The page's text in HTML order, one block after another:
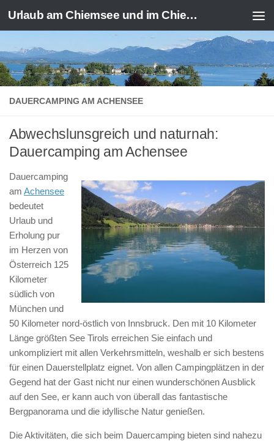
Zum Inhalt springen Urlaub am Chiemsee und im Chiemgau
DAUERCAMPING AM ACHENSEE
Abwechslunsgreich und naturnah:
Dauercamping am Achensee
Dauercamping
am Achensee
bedeutet
Urlaub und
Erholung pur
im Herzen von
Österreich 125
Kilometer
südlich von
München und
50 Kilometer nord-östlich von Innsbruck. Den mit 10 Kilometer
Länge größten See Tirols erreichen Sie einfach und
unkompliziert mit allen Verkehrsmitteln, weshalb er sich bestens
für einen Dauerstellplatz eignet. Von allen Campingplätzen in der
Gegend hat der Gast nicht nur einen wunderschönen Ausblick
auf den See, er kann auch von überall das fantastische
Bergpanorama und die idyllische Natur genießen.
Die Aktivitäten, die sich beim Dauercamping bieten sind nahezu